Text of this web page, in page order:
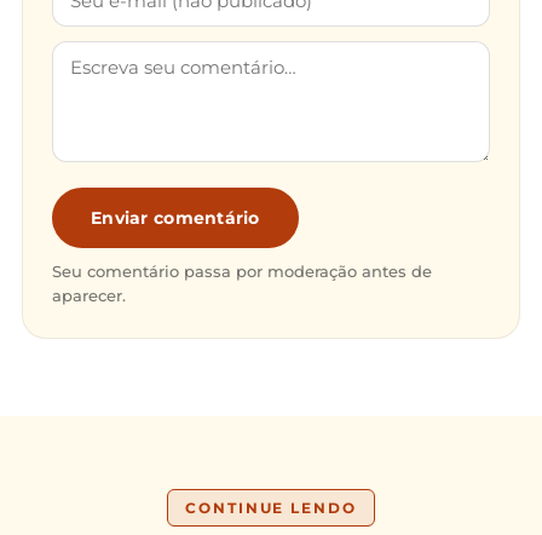
Enviar comentário
Seu comentário passa por moderação antes de
aparecer.
CONTINUE LENDO